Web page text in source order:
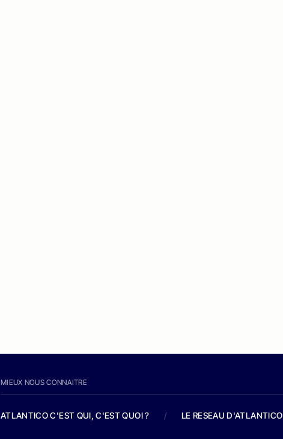
MIEUX NOUS CONNAITRE
ATLANTICO C'EST QUI, C'EST QUOI ? / LE RESEAU D'ATLANTICO